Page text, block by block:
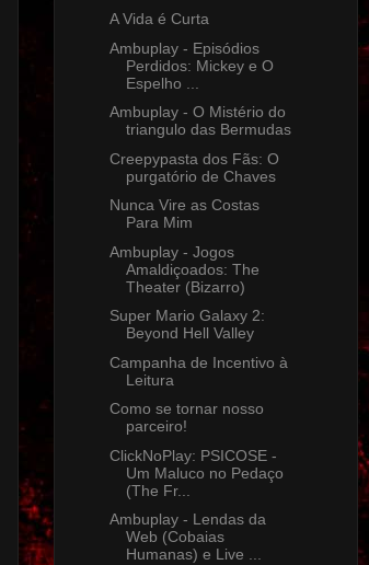
A Vida é Curta
Ambuplay - Episódios
Perdidos: Mickey e O
Espelho ...
Ambuplay - O Mistério do
triangulo das Bermudas
Creepypasta dos Fãs: O
purgatório de Chaves
Nunca Vire as Costas
Para Mim
Ambuplay - Jogos
Amaldiçoados: The
Theater (Bizarro)
Super Mario Galaxy 2:
Beyond Hell Valley
Campanha de Incentivo à
Leitura
Como se tornar nosso
parceiro!
ClickNoPlay: PSICOSE -
Um Maluco no Pedaço
(The Fr...
Ambuplay - Lendas da
Web (Cobaias
Humanas) e Live ...